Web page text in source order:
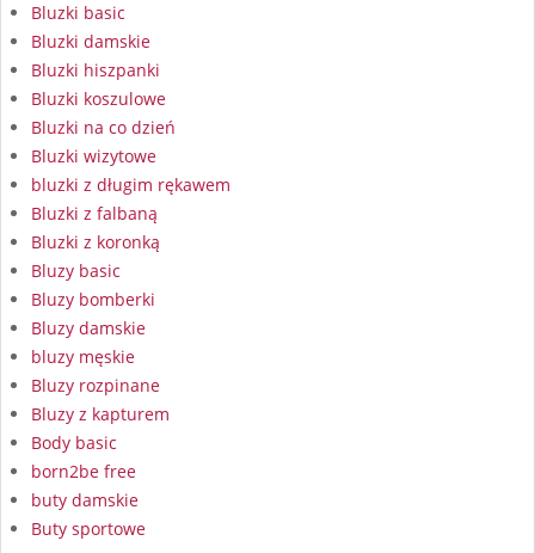
Bluzki basic
Bluzki damskie
Bluzki hiszpanki
Bluzki koszulowe
Bluzki na co dzień
Bluzki wizytowe
bluzki z długim rękawem
Bluzki z falbaną
Bluzki z koronką
Bluzy basic
Bluzy bomberki
Bluzy damskie
bluzy męskie
Bluzy rozpinane
Bluzy z kapturem
Body basic
born2be free
buty damskie
Buty sportowe